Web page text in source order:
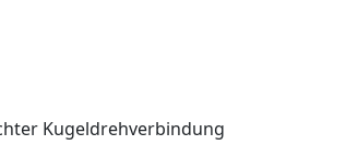
Kugeldrehverbindung